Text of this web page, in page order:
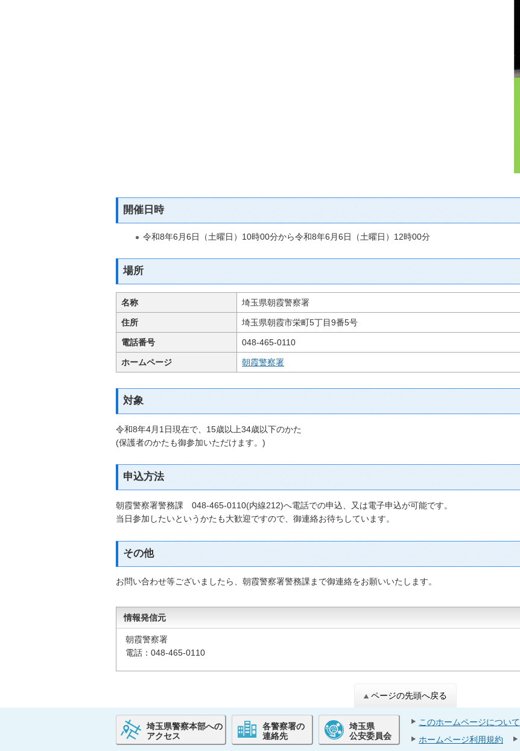
開催日時
令和8年6月6日（土曜日）10時00分から令和8年6月6日（土曜日）12時00分
場所
名称 埼玉県朝霞警察署
住所 埼玉県朝霞市栄町5丁目9番5号
電話番号 048-465-0110
ホームページ 朝霞警察署
対象
令和8年4月1日現在で、15歳以上34歳以下のかた
(保護者のかたも御参加いただけます。)
申込方法
朝霞警察署警務課 048-465-0110(内線212)へ電話での申込、又は電子申込が可能です。
当日参加したいというかたも大歓迎ですので、御連絡お待ちしています。
その他
お問い合わせ等ございましたら、朝霞警察署警務課まで御連絡をお願いいたします。
情報発信元
朝霞警察署
電話：048-465-0110
ページの先頭へ戻る
埼玉県警察本部への
アクセス
各警察署の
連絡先
埼玉県
公安委員会
このホームページについて
ホームページ利用規約